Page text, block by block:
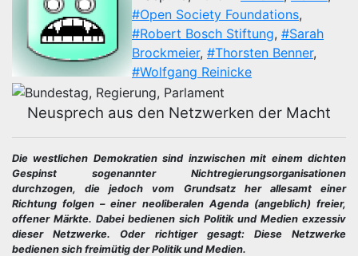
#Open Society Foundations,
#Robert Bosch Stiftung, #Sarah
Brockmeier, #Thorsten Benner,
#Wolfgang Reinicke
Neusprech aus den Netzwerken der Macht
Die westlichen Demokratien sind inzwischen mit einem dichten
Gespinst sogenannter Nichtregierungsorganisationen
durchzogen, die jedoch vom Grundsatz her allesamt einer
Richtung folgen – einer neoliberalen Agenda (angeblich) freier,
offener Märkte. Dabei bedienen sich Politik und Medien exzessiv
dieser Netzwerke. Oder richtiger gesagt: Diese Netzwerke
bedienen sich freimütig der Politik und Medien.